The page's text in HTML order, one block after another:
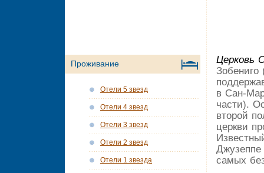
Церковь
Зобениго
в Сан-
части).
второй
церкви
самых
Проживание
Отели 5 звезд
Отели 4 звезд
Отели 3 звезд
Отели 2 звезд
Отели 1 звезда